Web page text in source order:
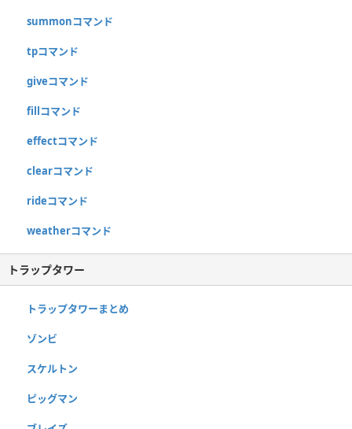
summonコマンド
tpコマンド
giveコマンド
fillコマンド
effectコマンド
clearコマンド
rideコマンド
weatherコマンド
トラップタワー
トラップタワーまとめ
ゾンビ
スケルトン
ピッグマン